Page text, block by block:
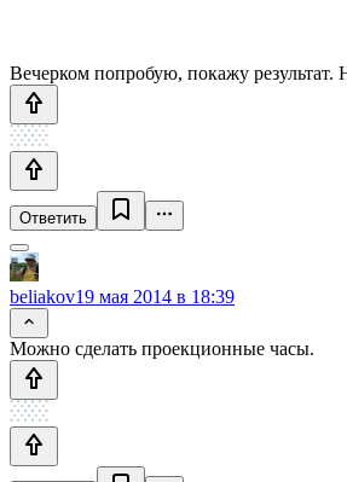
Вечерком попробую, покажу результат.
Ответить
beliakov19 мая 2014 в 18:39
Можно сделать проекционные часы.